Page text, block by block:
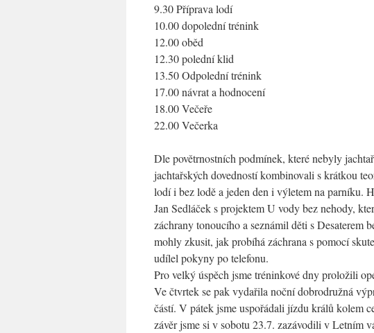
9.30 Příprava lodí
10.00 dopolední trénink
12.00 oběd
12.30 polední klid
13.50 Odpolední trénink
17.00 návrat a hodnocení
18.00 Večeře
22.00 Večerka
Dle povětrnostních podmínek, které nebyly
jachtařských dovedností kombinovali s krátkou
lodí i bez lodě a jeden den i výletem na parníku.
Jan Sedláček s projektem U vody bez nehody,
záchrany tonoucího a seznámil děti s Desaterem
mohly zkusit, jak probíhá záchrana s pomocí
udílel pokyny po telefonu.
Pro velký úspěch jsme tréninkové dny proložili
Ve čtvrtek se pak vydařila noční dobrodružná
částí. V pátek jsme uspořádali jízdu králů kolem
závěr jsme si v sobotu 23.7. zazávodili v Letním